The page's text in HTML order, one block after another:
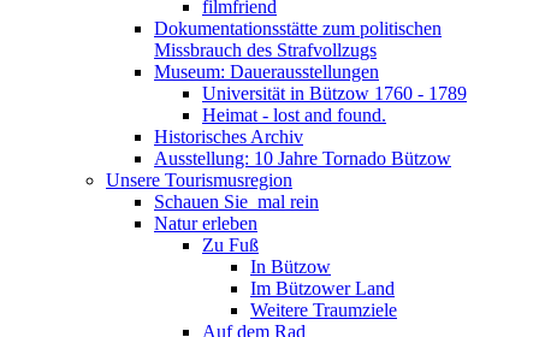
filmfriend
Dokumentationsstätte zum politischen
Missbrauch des Strafvollzugs
Museum: Dauerausstellungen
Universität in Bützow 1760 - 1789
Heimat - lost and found.
Historisches Archiv
Ausstellung: 10 Jahre Tornado Bützow
Unsere Tourismusregion
Schauen Sie ­ mal rein
Natur erleben
Zu Fuß
In Bützow
Im Bützower Land
Weitere Traumziele
Auf dem Rad